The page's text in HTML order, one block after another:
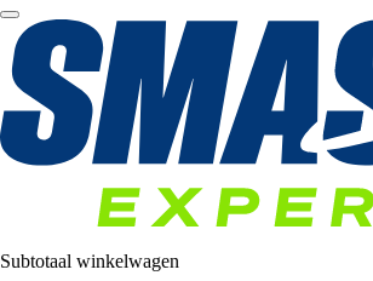
Subtotaal winkelwagen